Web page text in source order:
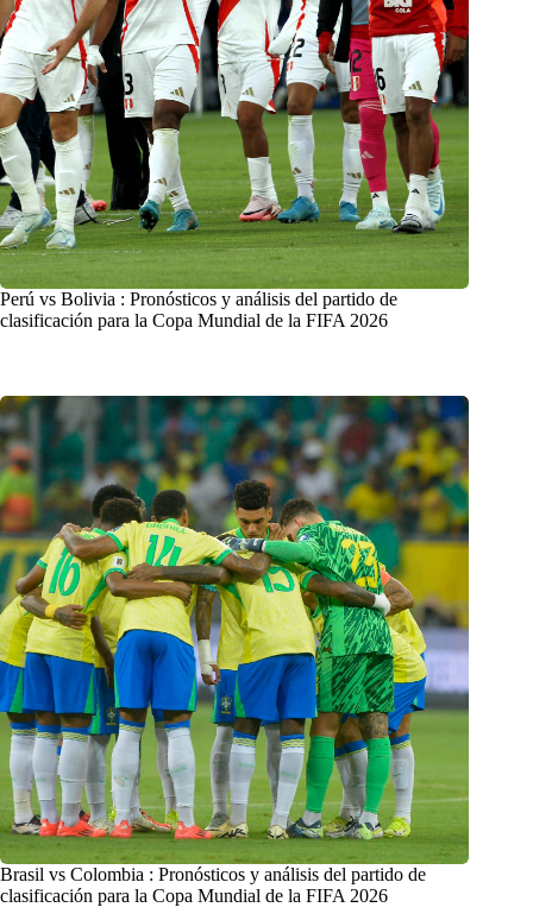
Perú vs Bolivia : Pronósticos y análisis del partido de
clasificación para la Copa Mundial de la FIFA 2026
Brasil vs Colombia : Pronósticos y análisis del partido de
clasificación para la Copa Mundial de la FIFA 2026